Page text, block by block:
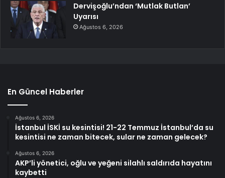
Dervişoğlu’ndan ‘Mutlak Butlan’
Uyarısı
Ağustos 6, 2026
En Güncel Haberler
Ağustos 6, 2026
İstanbul İSKİ su kesintisi! 21-22 Temmuz İstanbul’da su
kesintisi ne zaman bitecek, sular ne zaman gelecek?
Ağustos 6, 2026
AKP’li yönetici, oğlu ve yeğeni silahlı saldırıda hayatını
kaybetti